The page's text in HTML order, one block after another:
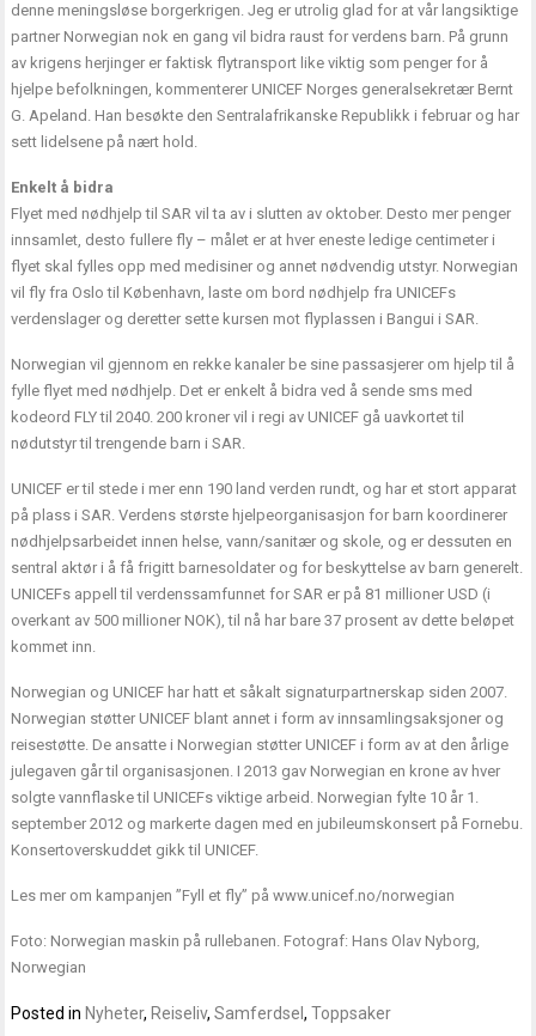
denne meningsløse borgerkrigen. Jeg er utrolig glad for at vår langsiktige
partner Norwegian nok en gang vil bidra raust for verdens barn. På grunn
av krigens herjinger er faktisk flytransport like viktig som penger for å
hjelpe befolkningen, kommenterer UNICEF Norges generalsekretær Bernt
G. Apeland. Han besøkte den Sentralafrikanske Republikk i februar og har
sett lidelsene på nært hold.
Enkelt å bidra
Flyet med nødhjelp til SAR vil ta av i slutten av oktober. Desto mer penger
innsamlet, desto fullere fly – målet er at hver eneste ledige centimeter i
flyet skal fylles opp med medisiner og annet nødvendig utstyr. Norwegian
vil fly fra Oslo til København, laste om bord nødhjelp fra UNICEFs
verdenslager og deretter sette kursen mot flyplassen i Bangui i SAR.
Norwegian vil gjennom en rekke kanaler be sine passasjerer om hjelp til å
fylle flyet med nødhjelp. Det er enkelt å bidra ved å sende sms med
kodeord FLY til 2040. 200 kroner vil i regi av UNICEF gå uavkortet til
nødutstyr til trengende barn i SAR.
UNICEF er til stede i mer enn 190 land verden rundt, og har et stort apparat
på plass i SAR. Verdens største hjelpeorganisasjon for barn koordinerer
nødhjelpsarbeidet innen helse, vann/sanitær og skole, og er dessuten en
sentral aktør i å få frigitt barnesoldater og for beskyttelse av barn generelt.
UNICEFs appell til verdenssamfunnet for SAR er på 81 millioner USD (i
overkant av 500 millioner NOK), til nå har bare 37 prosent av dette beløpet
kommet inn.
Norwegian og UNICEF har hatt et såkalt signaturpartnerskap siden 2007.
Norwegian støtter UNICEF blant annet i form av innsamlingsaksjoner og
reisestøtte. De ansatte i Norwegian støtter UNICEF i form av at den årlige
julegaven går til organisasjonen. I 2013 gav Norwegian en krone av hver
solgte vannflaske til UNICEFs viktige arbeid. Norwegian fylte 10 år 1.
september 2012 og markerte dagen med en jubileumskonsert på Fornebu.
Konsertoverskuddet gikk til UNICEF.
Les mer om kampanjen ”Fyll et fly” påwww.unicef.no/norwegian
Foto: Norwegian maskin på rullebanen. Fotograf: Hans Olav Nyborg,
Norwegian
Posted in Nyheter, Reiseliv,Samferdsel,Toppsaker